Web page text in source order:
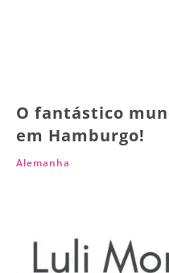
O fantástico
em Hamburgo!
Alemanha